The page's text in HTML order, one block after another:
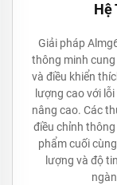
Hệ
Giải pháp
thông minh
và điều khiển
lượng cao với
nâng cao. Các
điều chỉnh
phẩm cuối
lượng và độ